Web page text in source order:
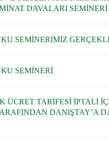
DAVALARI SEMİNERİ
SEMİNERİMİZ
SEMİNERİ
ÜCRET TARİFESİ İPTALİ
DANIŞTAY’A